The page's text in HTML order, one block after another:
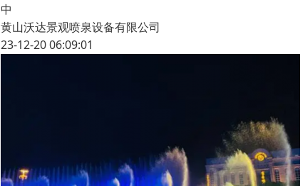
中
黄山沃达景观喷泉设备有限公司
23-12-20 06:09:01